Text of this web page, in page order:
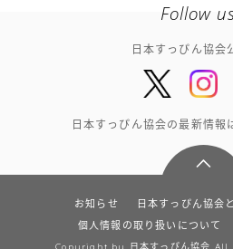
Follow
日本すっぴん協会
日本すっぴん協会の最新情報
お知らせ 日本すっぴん協会
個人情報の取り扱いについて
Copyright by 日本すっぴん協会